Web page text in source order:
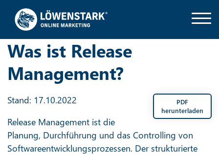
Was ist Release
Management?
PDF
herunterladen
Stand: 17.10.2022
Release Management ist die
Planung, Durchführung und das Controlling von
Softwareentwicklungsprozessen. Der strukturierte